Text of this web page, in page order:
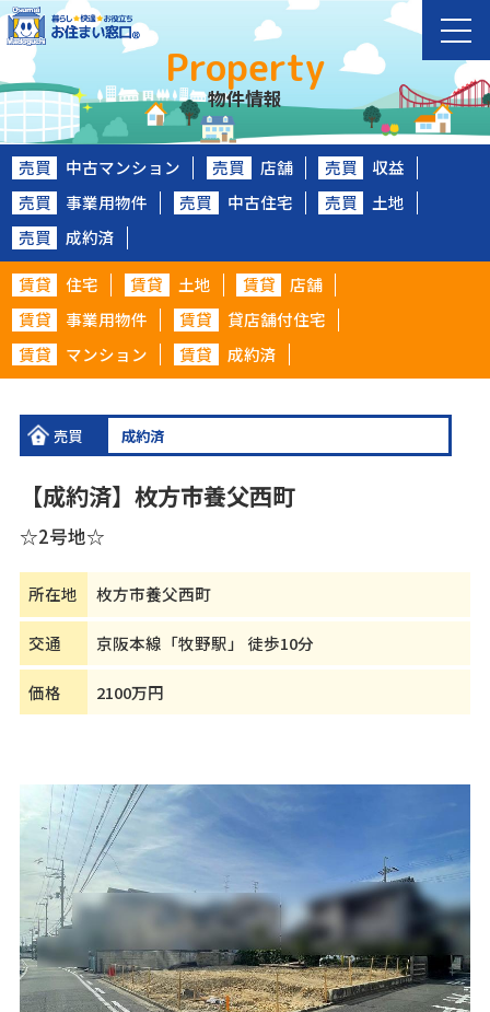
Property
物件情報
売買 中古マンション 売買 店舗 売買
収益
売買
事業用物件 売買 中古住宅 売買
土地
売買
成約済
賃貸 住宅 賃貸 土地 賃貸
店舗
賃貸
事業用物件 賃貸
貸店舗付住宅
賃貸
マンション 賃貸 成約済
売買 成約済
【成約済】枚方市養父西町
☆2号地☆
所在地 枚方市養父西町
交通 京阪本線「牧野駅」 徒歩10分
価格 2100万円